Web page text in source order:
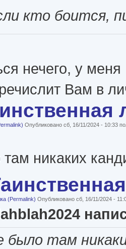
кто боится,
нечего, у
Вам в
Опубликовано сб, 16/11/2024 - 10:33
никаких
(Permalink) Опубликовано сб, 16/11/2024 -
было там